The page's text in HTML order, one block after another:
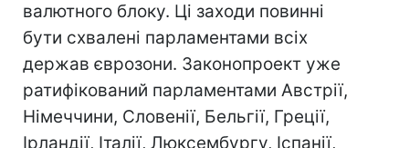
валютного блоку. Ці заходи повинні
бути схвалені парламентами всіх
держав єврозони. Законопроект уже
ратифікований парламентами Австрії,
Німеччини, Словенії, Бельгії, Греції,
Ірландії, Італії, Люксембургу, Іспанії,